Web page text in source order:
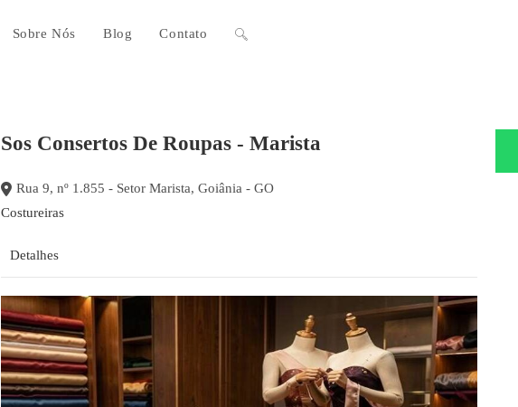
Sobre Nós Blog Contato Alternar
Sos Consertos De Roupas - Marista
Rua 9, nº 1.855 - Setor Marista, Goiânia - GO
Costureiras
Detalhes